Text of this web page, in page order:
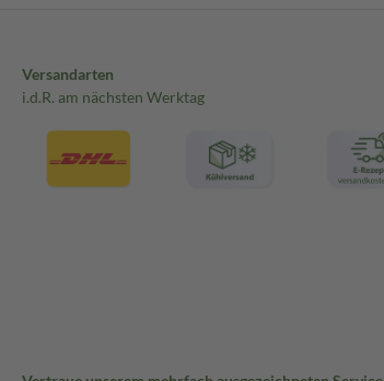
Versandarten
i.d.R. am nächsten Werktag